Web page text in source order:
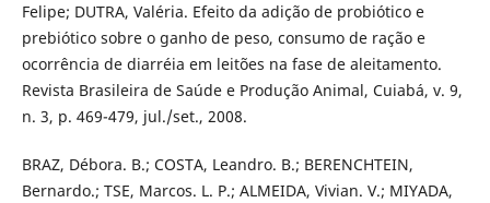
Felipe; DUTRA, Valéria. Efeito da adição de probiótico e
prebiótico sobre o ganho de peso, consumo de ração e
ocorrência de diarréia em leitões na fase de aleitamento.
Revista Brasileira de Saúde e Produção Animal, Cuiabá, v. 9,
n. 3, p. 469-479, jul./set., 2008.
BRAZ, Débora. B.; COSTA, Leandro. B.; BERENCHTEIN,
Bernardo.; TSE, Marcos. L. P.; ALMEIDA, Vivian. V.; MIYADA,